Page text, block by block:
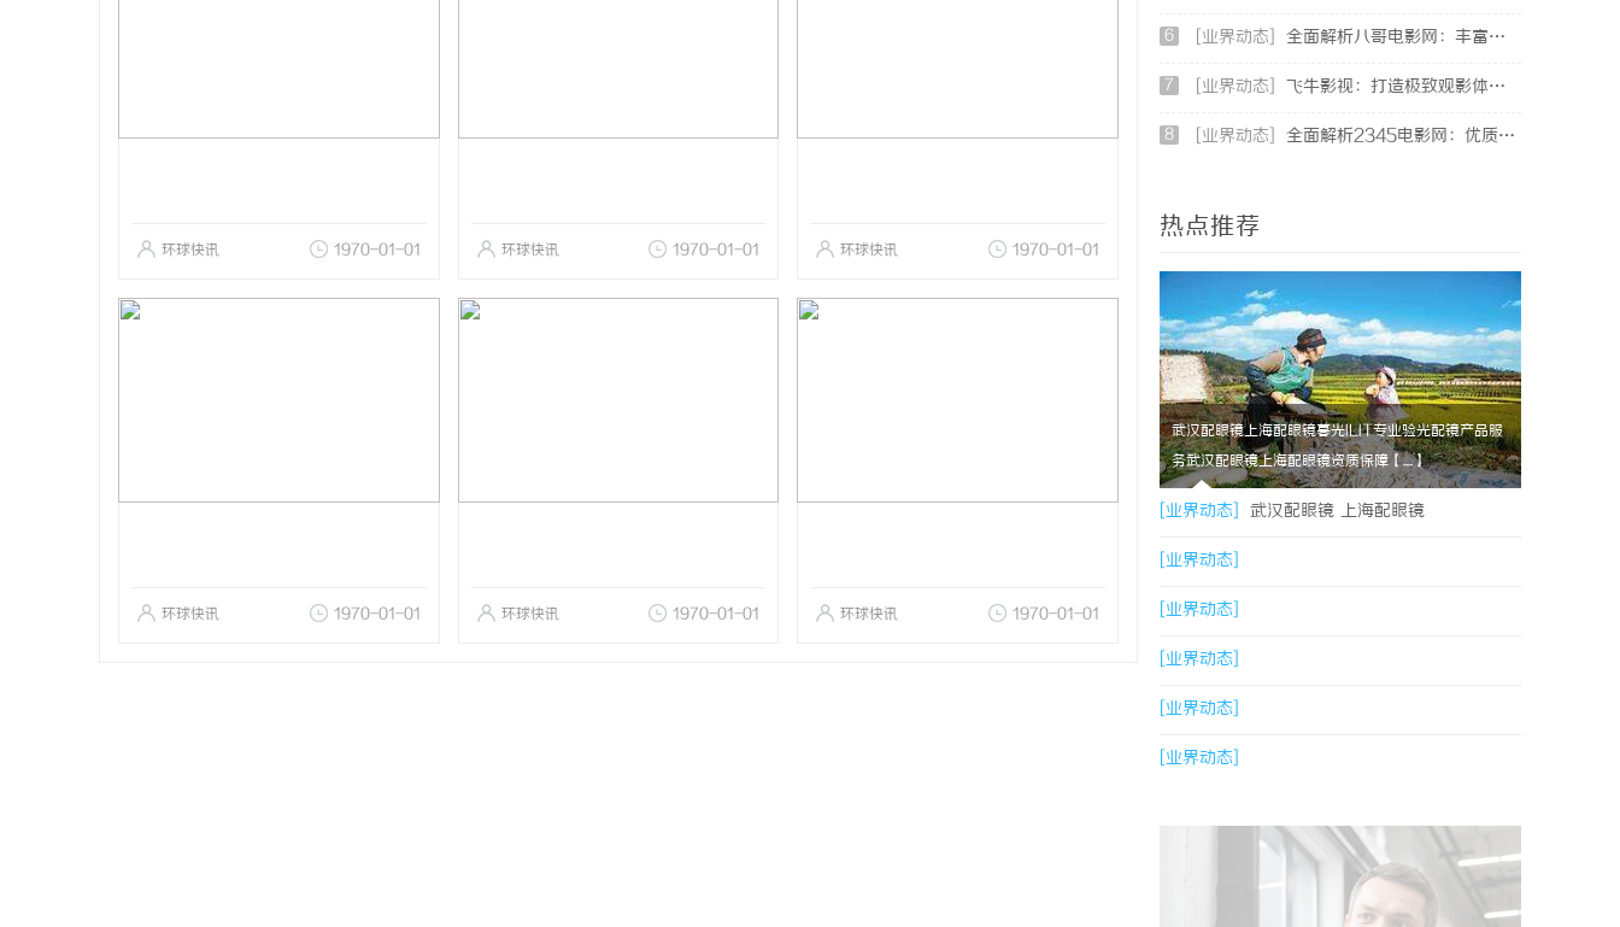
环球快讯 1970-01-01 环球快讯 1970-01-01 环球快讯 1970-01-01
环球快讯 1970-01-01 环球快讯 1970-01-01 环球快讯 1970-01-01
6 [业界动态] 全面解析八哥电影网：丰富资源与优质观影体验的终极指南
7 [业界动态] 飞牛影视：打造极致观影体验的影视娱乐平台
8 [业界动态] 全面解析2345电影网：优质影视资源的聚集地与使用指南
热点推荐
武汉配眼镜上海配眼镜暮光ILIT专业验光配镜产品服
务武汉配眼镜上海配眼镜资质保障【....】
[业界动态] 武汉配眼镜 上海配眼镜
[业界动态]
[业界动态]
[业界动态]
[业界动态]
[业界动态]